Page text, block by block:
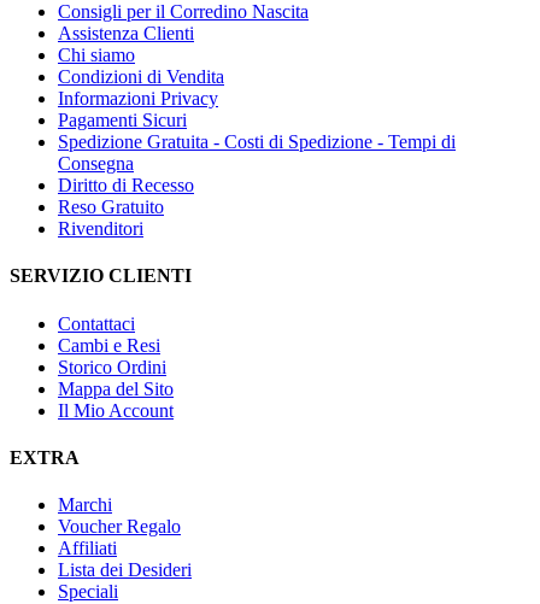
Consigli per il Corredino Nascita
Assistenza Clienti
Chi siamo
Condizioni di Vendita
Informazioni Privacy
Pagamenti Sicuri
Spedizione Gratuita - Costi di Spedizione - Tempi di
Consegna
Diritto di Recesso
Reso Gratuito
Rivenditori
SERVIZIO CLIENTI
Contattaci
Cambi e Resi
Storico Ordini
Mappa del Sito
Il Mio Account
EXTRA
Marchi
Voucher Regalo
Affiliati
Lista dei Desideri
Speciali